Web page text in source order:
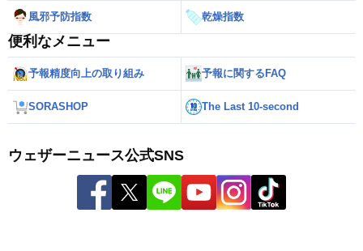
風邪予防指数 乾燥指数
便利なメニュー
予報精度向上の取り組み 予報に関するFAQ
SORASHOP The Last 10-second
ウェザーニュース公式SNS